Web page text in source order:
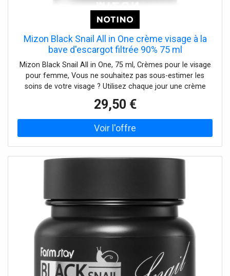
Mizon Black Snail All in One crème visage à la
bave d'escargot filtrée 90% 75 ml
Mizon Black Snail All in One, 75 ml, Crèmes pour le visage
pour femme, Vous ne souhaitez pas sous-estimer les
soins de votre visage ? Utilisez chaque jour une crème
hydratante – elle constitue le soin de base dont aucune
routine de soins ne peut se passer, quels que soient votre
type de peau ou vos besoins. La crème pour le visage
Mizon Black Snail All in One favorise les fonctions
général plus sain. Composition du produit : il est sans
29,50 €